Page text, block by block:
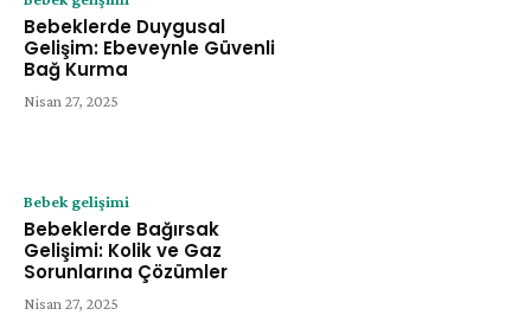
Bebeklerde Duygusal
Gelişim: Ebeveynle Güvenli
Bağ Kurma
Nisan 27, 2025
Bebek gelişimi
Bebeklerde Bağırsak
Gelişimi: Kolik ve Gaz
Sorunlarına Çözümler
Nisan 27, 2025